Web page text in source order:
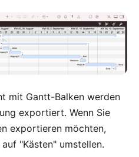
mit Gantt-Balken werden
exportiert. Wenn Sie
exportieren möchten,
auf "Kästen" umstellen.